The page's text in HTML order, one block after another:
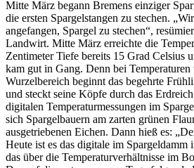
Mitte März begann Bremens einziger
die ersten Spargelstangen zu stechen.
angefangen, Spargel zu stechen“,
Landwirt. Mitte März erreichte die
Zentimeter Tiefe bereits 15 Grad Celsius
kam gut in Gang. Denn bei
Wurzelbereich beginnt das begehrte
und steckt seine Köpfe durch das
digitalen Temperaturmessungen im
sich Spargelbauern am zarten grünen
ausgetriebenen Eichen. Dann hieß es:
Heute ist es das digitale im Spargeldamm
das über die Temperaturverhältnisse im